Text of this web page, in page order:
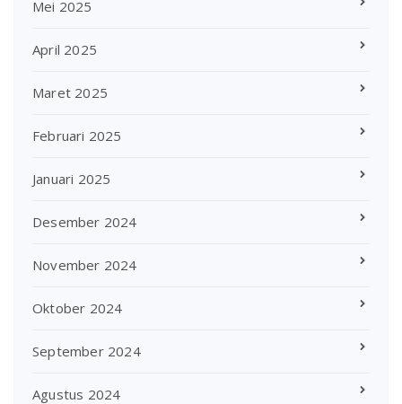
Mei 2025
April 2025
Maret 2025
Februari 2025
Januari 2025
Desember 2024
November 2024
Oktober 2024
September 2024
Agustus 2024